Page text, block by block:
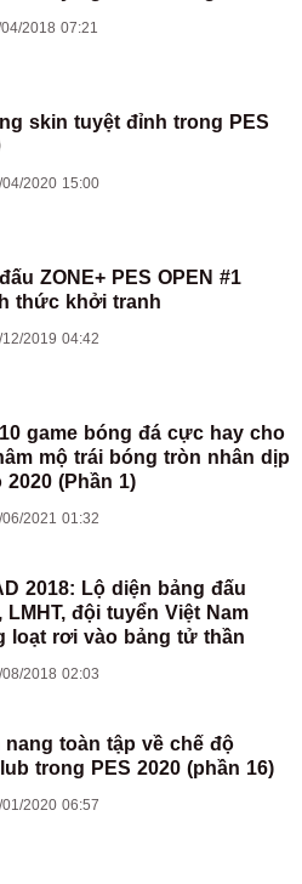
04/2018 07:21
skin tuyệt đỉnh trong PES
04/2020 15:00
ZONE+ PES OPEN #1
thức khởi tranh
2019 04:42
game bóng đá cực hay cho
mộ trái bóng tròn nhân dịp
2020 (Phần 1)
06/2021 01:32
2018: Lộ diện bảng đấu
LMHT, đội tuyển Việt Nam
loạt rơi vào bảng tử thần
08/2018 02:03
nang toàn tập về chế độ
trong PES 2020 (phần 16)
2020 06:57